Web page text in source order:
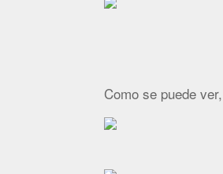
Como se puede